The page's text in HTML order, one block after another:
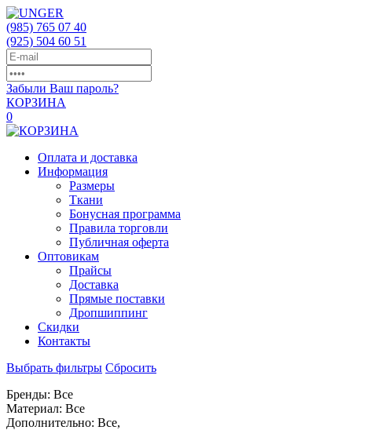
(985) 765 07 40
(925) 504 60 51
Забыли Ваш пароль?
КОРЗИНА
0
Оплата и доставка
Информация
Размеры
Ткани
Бонусная программа
Правила торговли
Публичная оферта
Оптовикам
Прайсы
Доставка
Прямые поставки
Дропшиппинг
Скидки
Контакты
Выбрать фильтры Сбросить
Бренды: Все
Материал: Все
Дополнительно: Все,